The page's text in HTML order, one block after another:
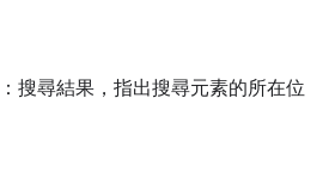
：搜尋結果，指出搜尋元素的所在位